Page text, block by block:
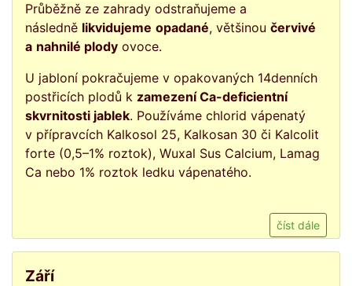
Průběžně ze zahrady odstraňujeme a
následně likvidujeme opadané, většinou červivé
a nahnilé plody ovoce.
U jabloní pokračujeme v opakovaných 14denních
postřicích plodů k zamezení Ca-deficientní
skvrnitosti jablek. Používáme chlorid vápenatý
v přípravcích Kalkosol 25, Kalkosan 30 či Kalcolit
forte (0,5–1% roztok), Wuxal Sus Calcium, Lamag
Ca nebo 1% roztok ledku vápenatého.
číst dále
Září